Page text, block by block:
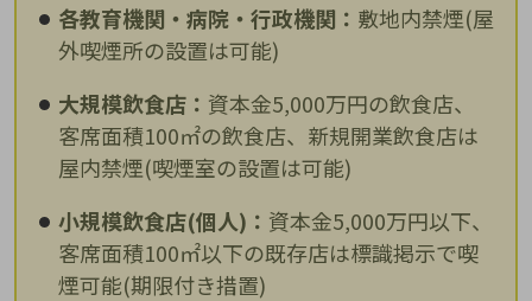
各教育機関・病院・行政機関： 敷地内禁煙(屋
外喫煙所の設置は可能)
大規模飲食店： 資本金5,000万円の飲食店、
客席面積100㎡の飲食店、新規開業飲食店は
屋内禁煙(喫煙室の設置は可能)
小規模飲食店(個人)： 資本金5,000万円以下、
客席面積100㎡以下の既存店は標識掲示で喫
煙可能(期限付き措置)